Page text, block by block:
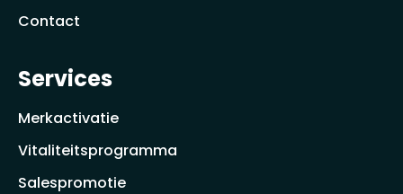
Contact
Services
Merkactivatie
Vitaliteitsprogramma
Salespromotie